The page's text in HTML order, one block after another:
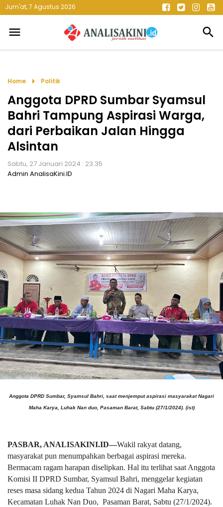
Jum'at, 7 Agustus 2026
menu search
Home arrow_right Politik
Anggota DPRD Sumbar Syamsul
Bahri Tampung Aspirasi Warga,
dari Perbaikan Jalan Hingga
Alsintan
Sabtu, 27 Januari 2024 : 23.35
Admin AnalisaKini.ID
Anggota DPRD Sumbar, Syamsul Bahri, saat menjemput aspirasi masyarakat Nagari
Maha Karya, Luhak Nan duo, Pasaman Barat, Sabtu (27/1/2024). (ist)
PASBAR, ANALISAKINI.ID—Wakil rakyat datang,
masyarakat pun menumpahkan berbagai aspirasi mereka.
Bermacam ragam harapan diselipkan. Hal itu terlihat saat Anggota
Komisi II DPRD Sumbar, Syamsul Bahri, menggelar kegiatan
reses masa sidang kedua Tahun 2024 di Nagari Maha Karya,
Kecamatan Luhak Nan Duo, Pasaman Barat, Sabtu (27/1/2024).